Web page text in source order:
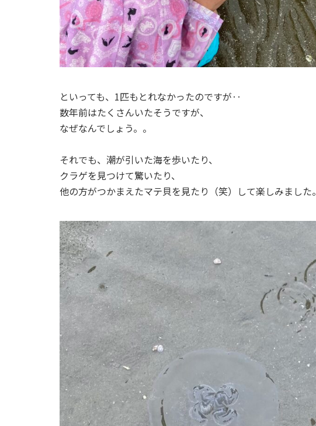
といっても、1匹もとれなかったのですが‥
数年前はたくさんいたそうですが、
なぜなんでしょう。。
それでも、潮が引いた海を歩いたり、
クラゲを見つけて驚いたり、
他の方がつかまえたマテ貝を見たり（笑）して楽しみました。